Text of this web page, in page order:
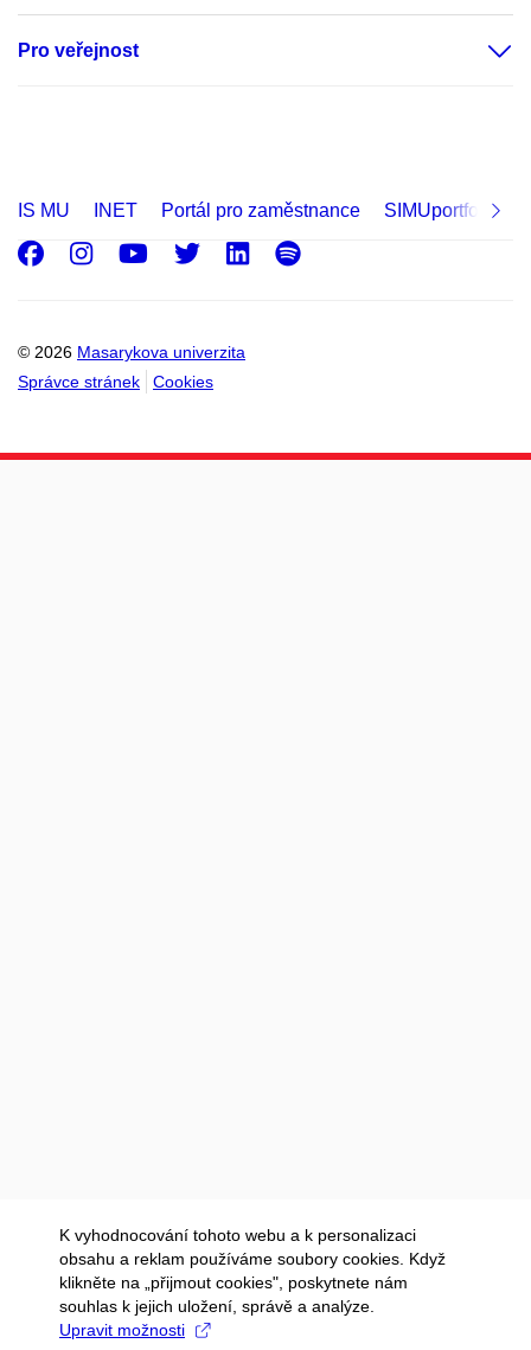
Pro veřejnost
IS MU INET Portál pro zaměstnance SIMUportfolio
© 2026 Masarykova univerzita
Správce stránek
Cookies
Facebook
Instagram
Youtube
Twitter
LinkedIn
Spotify
K vyhodnocování tohoto webu a k personalizaci
obsahu a reklam používáme soubory cookies. Když
klikněte na „přijmout cookies", poskytnete nám
souhlas k jejich uložení, správě a analýze.
Upravit možnosti